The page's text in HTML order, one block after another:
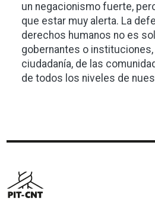
un negacionismo fuerte,
que estar muy alerta. La
derechos humanos no es
gobernantes o
ciudadanía, de las
de todos los niveles de